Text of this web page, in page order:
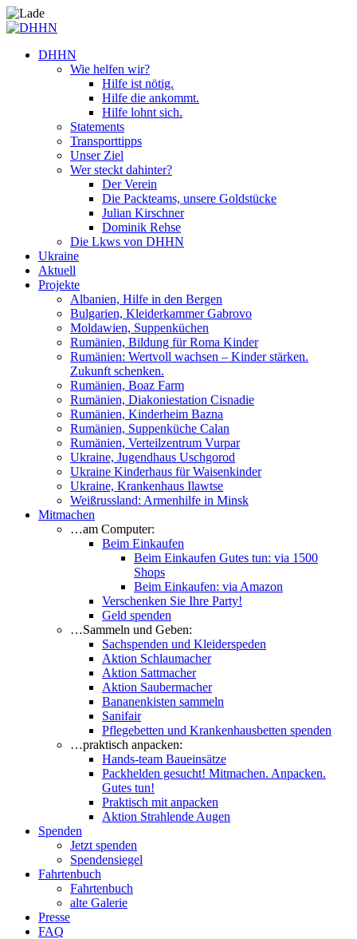
DHHN
Wie helfen wir?
Hilfe ist nötig.
Hilfe die ankommt.
Hilfe lohnt sich.
Statements
Transporttipps
Unser Ziel
Wer steckt dahinter?
Der Verein
Die Packteams, unsere Goldstücke
Julian Kirschner
Dominik Rehse
Die Lkws von DHHN
Ukraine
Aktuell
Projekte
Albanien, Hilfe in den Bergen
Bulgarien, Kleiderkammer Gabrovo
Moldawien, Suppenküchen
Rumänien, Bildung für Roma Kinder
Rumänien: Wertvoll wachsen – Kinder stärken.
Zukunft schenken.
Rumänien, Boaz Farm
Rumänien, Diakoniestation Cisnadie
Rumänien, Kinderheim Bazna
Rumänien, Suppenküche Calan
Rumänien, Verteilzentrum Vurpar
Ukraine, Jugendhaus Uschgorod
Ukraine Kinderhaus für Waisenkinder
Ukraine, Krankenhaus Ilawtse
Weißrussland: Armenhilfe in Minsk
Mitmachen
…am Computer:
Beim Einkaufen
Beim Einkaufen Gutes tun: via 1500
Shops
Beim Einkaufen: via Amazon
Verschenken Sie Ihre Party!
Geld spenden
…Sammeln und Geben:
Sachspenden und Kleiderspeden
Aktion Schlaumacher
Aktion Sattmacher
Aktion Saubermacher
Bananenkisten sammeln
Sanifair
Pflegebetten und Krankenhausbetten spenden
…praktisch anpacken:
Hands-team Baueinsätze
Packhelden gesucht! Mitmachen. Anpacken.
Gutes tun!
Praktisch mit anpacken
Aktion Strahlende Augen
Spenden
Jetzt spenden
Spendensiegel
Fahrtenbuch
Fahrtenbuch
alte Galerie
Presse
FAQ